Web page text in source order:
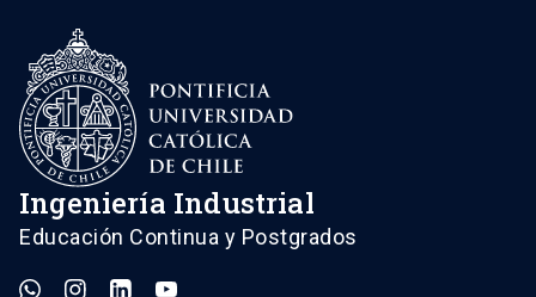
Ingeniería Industrial
Educación Continua y Postgrados